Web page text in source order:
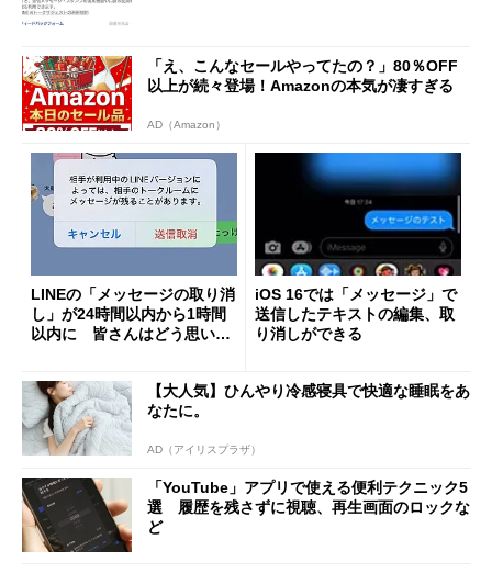
「え、こんなセールやってたの？」80％OFF
以上が続々登場！Amazonの本気が凄すぎる
AD（Amazon）
LINEの「メッセージの取り消
し」が24時間以内から1時間
以内に 皆さんはどう思いま
iOS 16では「メッセージ」で
送信したテキストの編集、取
り消しができる
【大人気】ひんやり冷感寝具で快適な睡眠をあ
なたに。
AD（アイリスプラザ）
「YouTube」アプリで使える便利テクニック5
選 履歴を残さずに視聴、再生画面のロックな
ど